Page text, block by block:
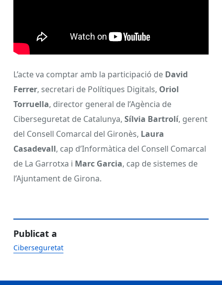
L’acte va comptar amb la participació de David
Ferrer, secretari de Polítiques Digitals, Oriol
Torruella, director general de l’Agència de
Ciberseguretat de Catalunya, Sílvia Bartrolí, gerent
del Consell Comarcal del Gironès, Laura
Casadevall, cap d’Informàtica del Consell Comarcal
de La Garrotxa i Marc Garcia, cap de sistemes de
l’Ajuntament de Girona.
Publicat a
Ciberseguretat